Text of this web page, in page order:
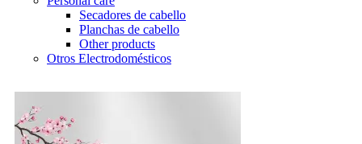
Secadores de cabello
Planchas de cabello
Other products
Otros Electrodomésticos